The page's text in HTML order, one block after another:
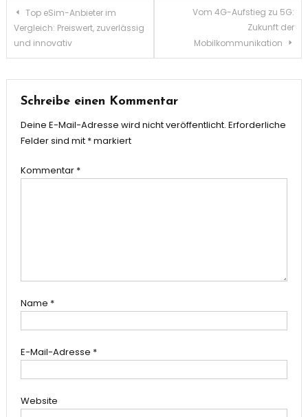
Beitragsnavigation
Top eSim-Anbieter im
Vergleich: Preiswert, zuverlässig
und innovativ
Vom 4G-Aufstieg zu 5G:
Zukunft der
Mobilkommunikation
Schreibe einen Kommentar
Deine E-Mail-Adresse wird nicht veröffentlicht. Erforderliche
Felder sind mit *markiert
Kommentar *
Name *
E-Mail-Adresse *
Website